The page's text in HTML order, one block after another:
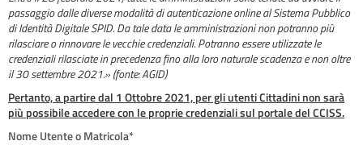
passaggio dalle diverse modalità di autenticazione online al Sistema Pubblico
di Identità Digitale SPID. Da tale data le amministrazioni non potranno più
rilasciare o rinnovare le vecchie credenziali. Potranno essere utilizzate le
credenziali rilasciate in precedenza fino alla loro naturale scadenza e non oltre
il 30 settembre 2021.» (fonte: AGID)
Pertanto, a partire dal 1 Ottobre 2021, per gli utenti Cittadini non sarà
più possibile accedere con le proprie credenziali sul portale del CCISS.
Nome Utente o Matricola*